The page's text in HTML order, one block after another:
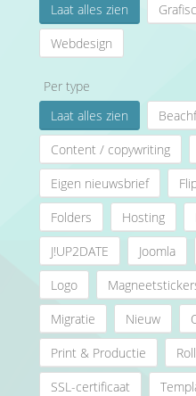
Laat alles zien
Webdesign
Per type
Laat alles zien
Content / copywriting
Eigen nieuwsbrief
Folders
Hosting
J!UP2DATE
Joomla
Logo
Migratie
Nieuw
Print & Productie
SSL-certificaat